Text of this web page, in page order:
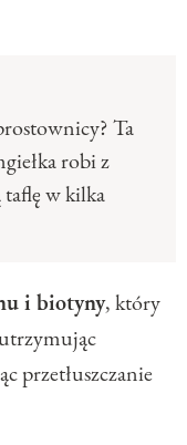
Ta
robi z
taflę w kilka
i biotyny, który
utrzymując
przetłuszczanie